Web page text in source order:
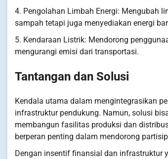
4. Pengolahan Limbah Energi: Mengubah
sampah tetapi juga menyediakan energi
5. Kendaraan Listrik: Mendorong
mengurangi emisi dari transportasi.
Tantangan dan Solusi
Kendala utama dalam mengintegrasikan
infrastruktur pendukung. Namun, solusi
membangun fasilitas produksi dan
berperan penting dalam mendorong
Dengan insentif finansial dan infrastruktur